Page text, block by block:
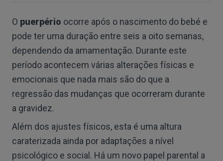
O puerpério ocorre após o nascimento do bebé e
pode ter uma duração entre seis a oito semanas,
dependendo da amamentação. Durante este
período acontecem várias alterações físicas e
emocionais que nada mais são do que a
regressão das mudanças que ocorreram durante
a gravidez.
Além dos ajustes físicos, esta é uma altura
caraterizada ainda por adaptações a nível
psicológico e social. Há um novo papel parental a